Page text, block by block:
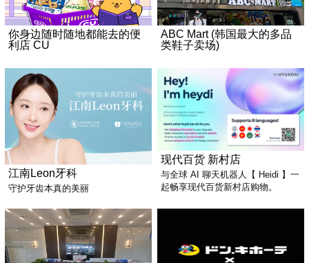
你身边随时随地都能去的便
利店 CU
ABC Mart (韩国最大的多品
类鞋子卖场)
江南Leon牙科
守护牙齿本真的美丽
现代百货 新村店
与全球 AI 聊天机器人【 Heidi 】一
起畅享现代百货新村店购物。